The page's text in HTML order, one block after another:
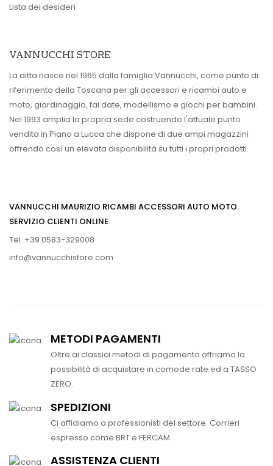
Lista dei desideri
VANNUCCHI STORE
La ditta nasce nel 1965 dalla famiglia Vannucchi, come punto di
riferimento della Toscana per gli accessori e ricambi auto e
moto, giardinaggio, fai date, modellismo e giochi per bambini.
Nel 1993 amplia la propria sede costruendo l'attuale punto
vendita in Piano a Lucca che dispone di due ampi magazzini
offrendo così un elevata disponibilità su tutti i propri prodotti.
VANNUCCHI MAURIZIO RICAMBI ACCESSORI AUTO MOTO
SERVIZIO CLIENTI ONLINE
Tel. +39 0583-329008
info@vannucchistore.com
METODI PAGAMENTI
Oltre ai classici metodi di pagamento offriamo la
possibilità di acquistare in comode rate ed a TASSO
ZERO.
SPEDIZIONI
Ci affidiamo a professionisti del settore. Corrieri
espresso come BRT e FERCAM
ASSISTENZA CLIENTI